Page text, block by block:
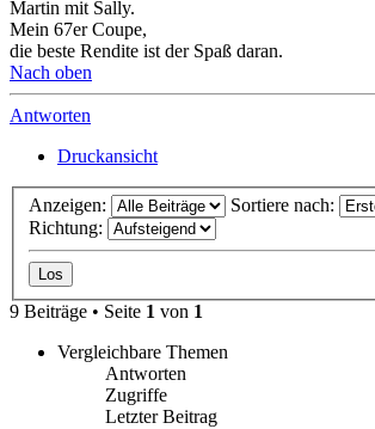
Martin mit Sally.
Mein 67er Coupe,
die beste Rendite ist der Spaß daran.
Nach oben
Antworten
Druckansicht
Anzeigen:
Sortiere nach:
Richtung:
9 Beiträge • Seite 1 von 1
Vergleichbare Themen
Antworten
Zugriffe
Letzter Beitrag